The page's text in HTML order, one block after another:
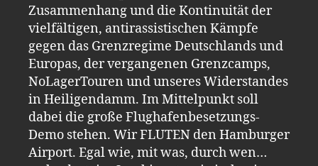
Zusammenhang und die Kontinuität der
vielfältigen, antirassistischen Kämpfe
gegen das Grenzregime Deutschlands und
Europas, der vergangenen Grenzcamps,
NoLagerTouren und unseres Widerstandes
in Heiligendamm. Im Mittelpunkt soll
dabei die große Flughafenbesetzungs-
Demo stehen. Wir FLUTEN den Hamburger
Airport. Egal wie, mit was, durch wen…